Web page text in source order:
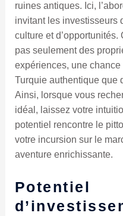
ruines antiques. Ici,
invitant les investisseurs
culture et d’opportunités.
pas seulement des
expériences, une
Turquie authentique que
Ainsi, lorsque vous
idéal, laissez votre
potentiel rencontre le
votre incursion sur le
aventure enrichissante.
Potentiel